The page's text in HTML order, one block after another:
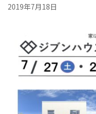
2019年7月18日